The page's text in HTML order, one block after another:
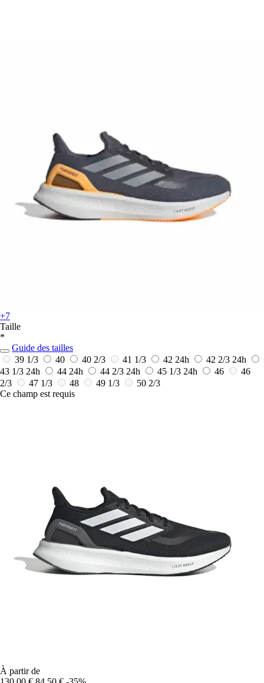
+7
Taille
*
Guide des tailles
39 1/3
40 40 2/3 41 1/3 42 24h 42 2/3 24h
43 1/3 24h 44 24h 44 2/3 24h 45 1/3 24h 46
46
2/3
47 1/3 48 49 1/3
50 2/3
Ce champ est requis
À partir de